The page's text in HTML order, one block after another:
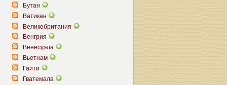
Бутан
Ватикан
Великобритания
Венгрия
Венесуэла
Вьетнам
Гаити
Гватемала